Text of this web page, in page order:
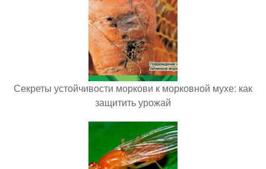
Секреты устойчивости моркови к морковной мухе: как
защитить урожай